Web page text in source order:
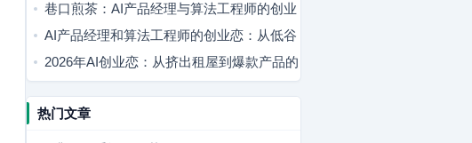
日常
风停檐
巷口煎茶：AI产品经理与算法工程师的创业
恋歌
巷口煎茶
AI产品经理和算法工程师的创业恋：从低谷
到爆款产品爆火
辣口冰
2026年AI创业恋：从挤出租屋到爆款产品的
热门文章